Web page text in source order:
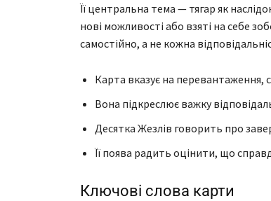
Її центральна тема — тягар як
нові можливості або взяті на себе
самостійно, а не кожна
Карта вказує на перевантаження,
Вона підкреслює важку
Десятка Жезлів говорить про
Її поява радить оцінити, що
Ключові слова карти